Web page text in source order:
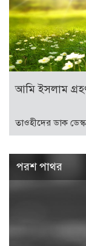
আমি ইসলাম
তাওহীদের ডাক ডেস্ক
পরশ পাথর